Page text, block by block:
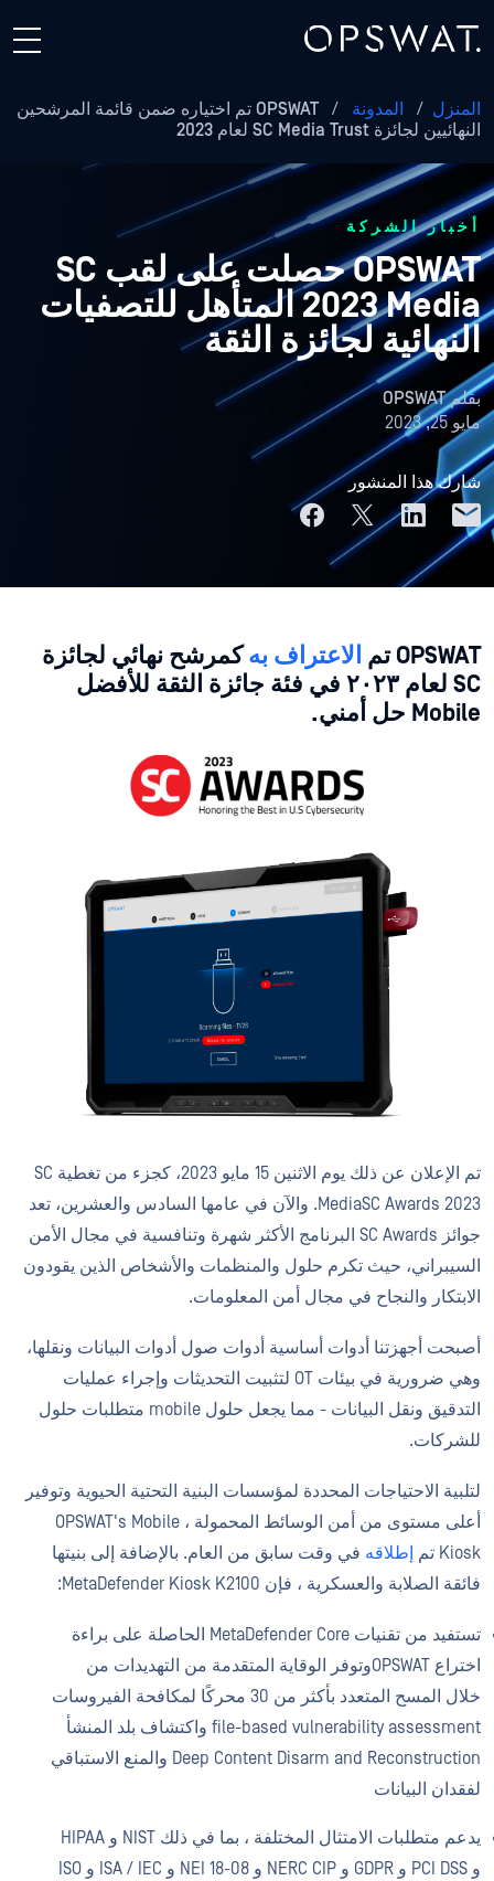
المنزل / المدونة /
OPSWAT تم اختياره ضمن قائمة المرشحين
النهائيين لجائزة SC Media Trust لعام 2023
أخبار الشركة
OPSWAT حصلت على لقب SC
2023 Media المتأهل للتصفيات
النهائية لجائزة الثقة
بقلمOPSWAT
مايو 25, 2023
شارك هذا المنشور
OPSWAT تم الاعتراف بهكمرشح نهائي لجائزة
SC لعام ٢٠٢٣ في فئة جائزة الثقة للأفضل
Mobile حل أمني.
تم الإعلان عن ذلك يوم الاثنين 15 مايو 2023، كجزء من تغطية SC
MediaSC Awards 2023. والآن في عامها السادس والعشرين، تعد
جوائز SC Awards البرنامج الأكثر شهرة وتنافسية في مجال الأمن
السيبراني، حيث تكرم حلول والمنظمات والأشخاص الذين يقودون
الابتكار والنجاح في مجال أمن المعلومات.
أصبحت أجهزتنا أدوات أساسية أدوات صول أدوات البيانات ونقلها،
وهي ضرورية في بيئات OT لتثبيت التحديثات وإجراء عمليات
التدقيق ونقل البيانات - مما يجعل حلول mobile متطلبات حلول
للشركات.
لتلبية الاحتياجات المحددة لمؤسسات البنية التحتية الحيوية وتوفير
أعلى مستوى من أمن الوسائط المحمولة ، OPSWAT's Mobile
Kiosk تم
إطلاقه في وقت سابق من العام. بالإضافة إلى بنيتها
فائقة الصلابة والعسكرية ، فإن MetaDefender Kiosk K2100:
تستفيد من تقنيات MetaDefender Core الحاصلة على براءة
اختراع OPSWATوتوفر الوقاية المتقدمة من التهديدات من
خلال المسح المتعدد بأكثر من 30 محركًا لمكافحة الفيروسات
file-based vulnerability assessment واكتشاف بلد المنشأ
Deep Content Disarm and Reconstruction والمنع الاستباقي
لفقدان البيانات
يدعم متطلبات الامتثال المختلفة ، بما في ذلك NIST و HIPAA
و PCI DSS و GDPR و NERC CIP و NEI 18-08 و ISA / IEC و ISO